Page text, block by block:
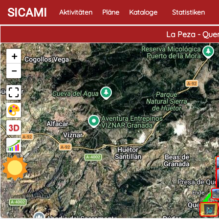
SICAMI Aktivitäten Pläne Kataloge Statistiken
La Peza -
Ende
+
−